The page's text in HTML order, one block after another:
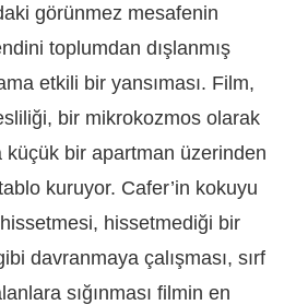
görünmez mesafenin
toplumdan dışlanmış
etkili bir yansıması. Film,
bir mikrokozmos olarak
küçük bir apartman üzerinden
kuruyor. Cafer’in kokuyu
hissetmediği bir
davranmaya çalışması, sırf
sığınması filmin en